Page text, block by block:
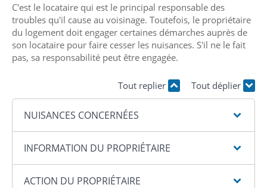
C'est le locataire qui est le principal responsable des
troubles qu'il cause au voisinage. Toutefois, le propriétaire
du logement doit engager certaines démarches auprès de
son locataire pour faire cesser les nuisances. S'il ne le fait
pas, sa responsabilité peut être engagée.
Tout replier Tout déplier
NUISANCES CONCERNÉES
INFORMATION DU PROPRIÉTAIRE
ACTION DU PROPRIÉTAIRE